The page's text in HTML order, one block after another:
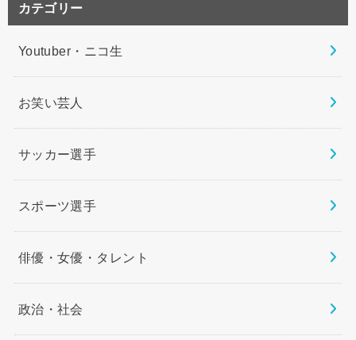
カテゴリー
Youtuber・ニコ生
お笑い芸人
サッカー選手
スポーツ選手
俳優・女優・タレント
政治・社会